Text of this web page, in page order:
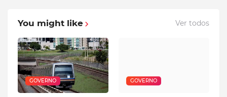
You might like Ver todos
GOVERNO GOVERNO